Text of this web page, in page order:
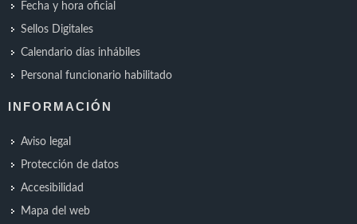
Fecha y hora oficial
Sellos Digitales
Calendario días inhábiles
Personal funcionario habilitado
INFORMACIÓN
Aviso legal
Protección de datos
Accesibilidad
Mapa del web